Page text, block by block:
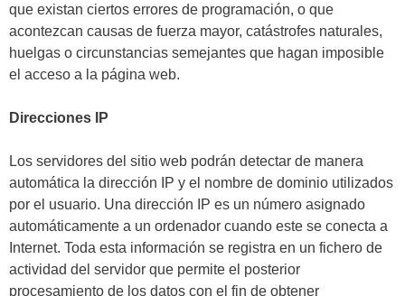
que existan ciertos errores de programación, o que
acontezcan causas de fuerza mayor, catástrofes naturales,
huelgas o circunstancias semejantes que hagan imposible
el acceso a la página web.
Direcciones IP
Los servidores del sitio web podrán detectar de manera
automática la dirección IP y el nombre de dominio utilizados
por el usuario. Una dirección IP es un número asignado
automáticamente a un ordenador cuando este se conecta a
Internet. Toda esta información se registra en un fichero de
actividad del servidor que permite el posterior
procesamiento de los datos con el fin de obtener